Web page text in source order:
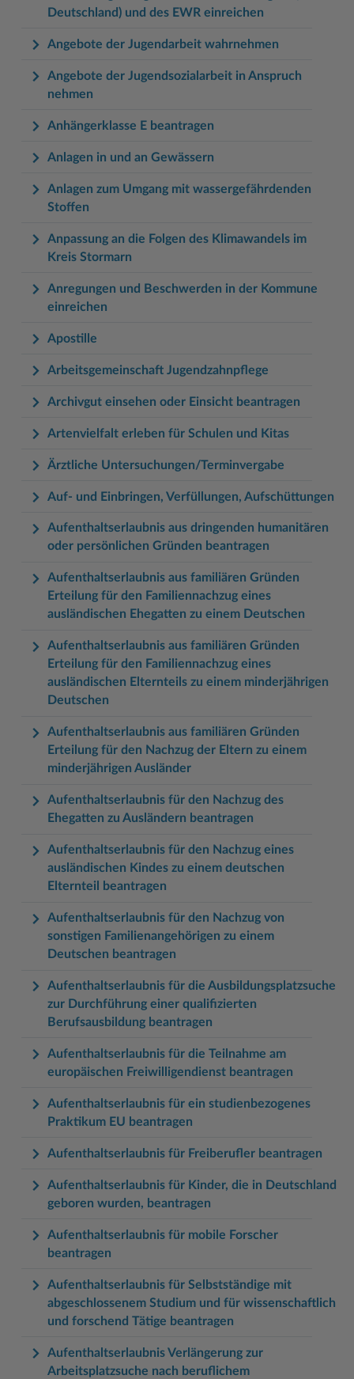
Deutschland) und des EWR einreichen
Angebote der Jugendarbeit wahrnehmen
Angebote der Jugendsozialarbeit in Anspruch
nehmen
Anhängerklasse E beantragen
Anlagen in und an Gewässern
Anlagen zum Umgang mit wassergefährdenden
Stoffen
Anpassung an die Folgen des Klimawandels im
Kreis Stormarn
Anregungen und Beschwerden in der Kommune
einreichen
Apostille
Arbeitsgemeinschaft Jugendzahnpflege
Archivgut einsehen oder Einsicht beantragen
Artenvielfalt erleben für Schulen und Kitas
Ärztliche Untersuchungen/Terminvergabe
Auf- und Einbringen, Verfüllungen, Aufschüttungen
Aufenthaltserlaubnis aus dringenden humanitären
oder persönlichen Gründen beantragen
Aufenthaltserlaubnis aus familiären Gründen
Erteilung für den Familiennachzug eines
ausländischen Ehegatten zu einem Deutschen
Aufenthaltserlaubnis aus familiären Gründen
Erteilung für den Familiennachzug eines
ausländischen Elternteils zu einem minderjährigen
Deutschen
Aufenthaltserlaubnis aus familiären Gründen
Erteilung für den Nachzug der Eltern zu einem
minderjährigen Ausländer
Aufenthaltserlaubnis für den Nachzug des
Ehegatten zu Ausländern beantragen
Aufenthaltserlaubnis für den Nachzug eines
ausländischen Kindes zu einem deutschen
Elternteil beantragen
Aufenthaltserlaubnis für den Nachzug von
sonstigen Familienangehörigen zu einem
Deutschen beantragen
Aufenthaltserlaubnis für die Ausbildungsplatzsuche
zur Durchführung einer qualifizierten
Berufsausbildung beantragen
Aufenthaltserlaubnis für die Teilnahme am
europäischen Freiwilligendienst beantragen
Aufenthaltserlaubnis für ein studienbezogenes
Praktikum EU beantragen
Aufenthaltserlaubnis für Freiberufler beantragen
Aufenthaltserlaubnis für Kinder, die in Deutschland
geboren wurden, beantragen
Aufenthaltserlaubnis für mobile Forscher
beantragen
Aufenthaltserlaubnis für Selbstständige mit
abgeschlossenem Studium und für wissenschaftlich
und forschend Tätige beantragen
Aufenthaltserlaubnis Verlängerung zur
Arbeitsplatzsuche nach beruflichem